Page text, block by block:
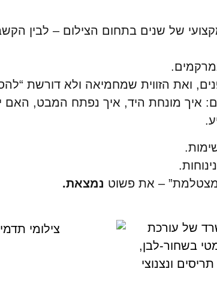
של שנים בתחום הצילום – לבין
ואת הזווית שמחמיאה ולא דורשת
איך מונחת היד, איך נפתח המבט,
– את פשוט נמצאת.